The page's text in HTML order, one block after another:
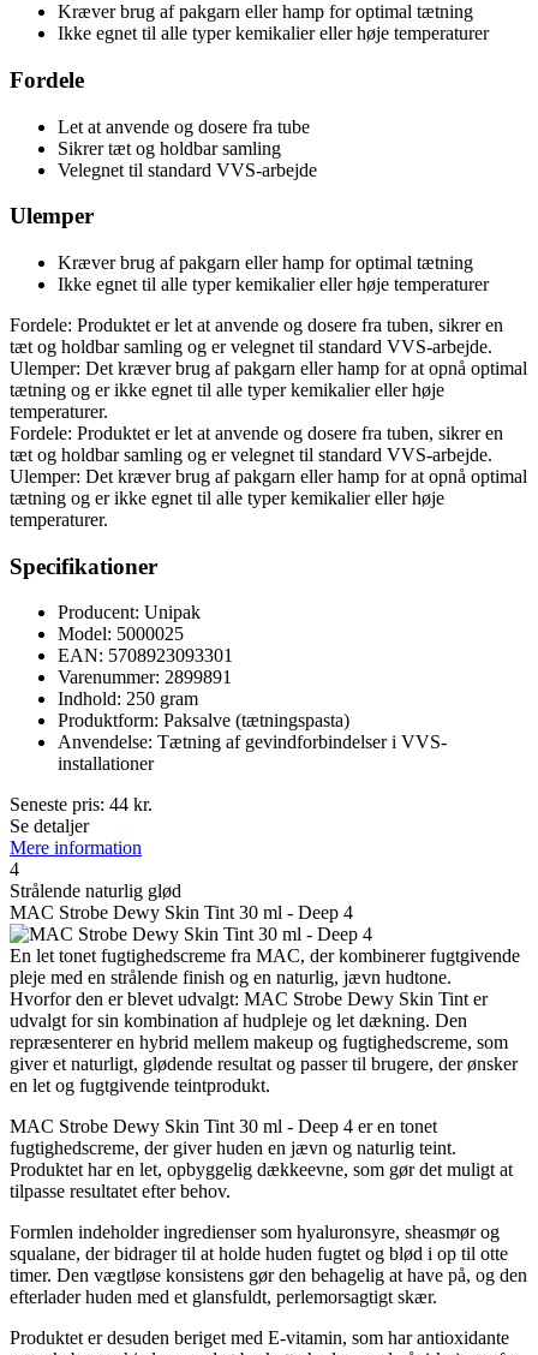
Kræver brug af pakgarn eller hamp for optimal tætning
Ikke egnet til alle typer kemikalier eller høje temperaturer
Fordele
Let at anvende og dosere fra tube
Sikrer tæt og holdbar samling
Velegnet til standard VVS-arbejde
Ulemper
Kræver brug af pakgarn eller hamp for optimal tætning
Ikke egnet til alle typer kemikalier eller høje temperaturer
Fordele: Produktet er let at anvende og dosere fra tuben, sikrer en
tæt og holdbar samling og er velegnet til standard VVS-arbejde.
Ulemper: Det kræver brug af pakgarn eller hamp for at opnå optimal
tætning og er ikke egnet til alle typer kemikalier eller høje
temperaturer.
Fordele: Produktet er let at anvende og dosere fra tuben, sikrer en
tæt og holdbar samling og er velegnet til standard VVS-arbejde.
Ulemper: Det kræver brug af pakgarn eller hamp for at opnå optimal
tætning og er ikke egnet til alle typer kemikalier eller høje
temperaturer.
Specifikationer
Producent: Unipak
Model: 5000025
EAN: 5708923093301
Varenummer: 2899891
Indhold: 250 gram
Produktform: Paksalve (tætningspasta)
Anvendelse: Tætning af gevindforbindelser i VVS-
installationer
Seneste pris: 44 kr.
Se detaljer
Mere information
4
Strålende naturlig glød
MAC Strobe Dewy Skin Tint 30 ml - Deep 4
En let tonet fugtighedscreme fra MAC, der kombinerer fugtgivende
pleje med en strålende finish og en naturlig, jævn hudtone.
Hvorfor den er blevet udvalgt: MAC Strobe Dewy Skin Tint er
udvalgt for sin kombination af hudpleje og let dækning. Den
repræsenterer en hybrid mellem makeup og fugtighedscreme, som
giver et naturligt, glødende resultat og passer til brugere, der ønsker
en let og fugtgivende teintprodukt.
MAC Strobe Dewy Skin Tint 30 ml - Deep 4 er en tonet
fugtighedscreme, der giver huden en jævn og naturlig teint.
Produktet har en let, opbyggelig dækkeevne, som gør det muligt at
tilpasse resultatet efter behov.
Formlen indeholder ingredienser som hyaluronsyre, sheasmør og
squalane, der bidrager til at holde huden fugtet og blød i op til otte
timer. Den vægtløse konsistens gør den behagelig at have på, og den
efterlader huden med et glansfuldt, perlemorsagtigt skær.
Produktet er desuden beriget med E-vitamin, som har antioxidante